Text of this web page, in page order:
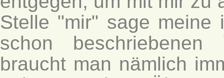
Stelle "mir" sage meine
schon beschriebenen
braucht man nämlich